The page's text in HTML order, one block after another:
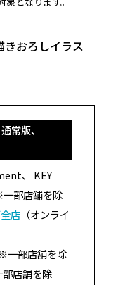
share
きおろしイラス
常版、
、 KEY
部店舗を除
店 （オンライ
一部店舗を除
部店舗を除